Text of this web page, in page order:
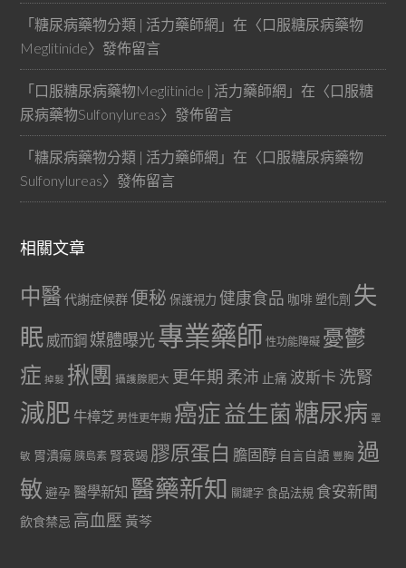
「糖尿病藥物分類 | 活力藥師網 」在〈口服糖尿病藥物
Meglitinide〉發佈留言
「口服糖尿病藥物Meglitinide | 活力藥師網 」在〈口服糖
尿病藥物Sulfonylureas〉發佈留言
「糖尿病藥物分類 | 活力藥師網 」在〈口服糖尿病藥物
Sulfonylureas〉發佈留言
相關文章
中醫代謝症候群 便秘 保護視力 健康食品 咖啡 塑化劑 失
眠 威而鋼 媒體曝光專業藥師 性功能障礙 憂鬱
症 掉髮 揪團 攝護腺肥大 更年期 柔沛 止痛 波斯卡 洗腎
減肥 牛樟芝 男性更年期 癌症益生菌 糖尿病 罩
敏 胃潰瘍 胰島素 腎衰竭 膠原蛋白 膽固醇 自言自語 豐胸 過
敏 避孕 醫學新知 醫藥新知 關鍵字 食品法規 食安新聞
飲食禁忌 高血壓 黃芩